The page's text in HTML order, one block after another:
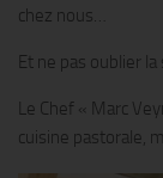
chez nous…
Et ne pas oublier
Le Chef « Marc
cuisine pastorale,